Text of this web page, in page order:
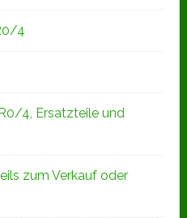
4
4, Ersatzteile und
zum Verkauf oder